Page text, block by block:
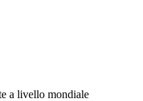
a livello mondiale